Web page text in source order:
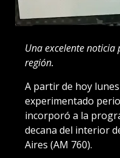
Una excelente noticia
región.
A partir de hoy
experimentado
incorporó a la
decana del interior
Aires (AM 760).